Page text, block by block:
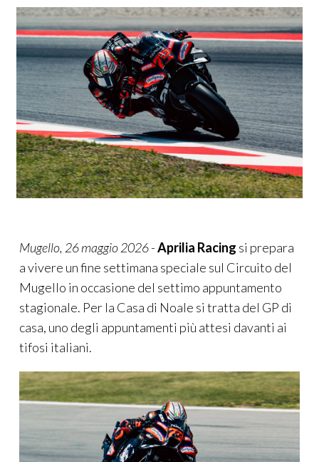
Mugello, 26 maggio 2026-Aprilia Racing si prepara
a vivere un fine settimana speciale sul Circuito del
Mugello in occasione del settimo appuntamento
stagionale. Per la Casa di Noale si tratta del GP di
casa, uno degli appuntamenti più attesi davanti ai
tifosi italiani.